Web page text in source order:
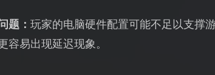
题： 玩家的电脑硬件配置可能不足以支撑
容易出现延迟现象。